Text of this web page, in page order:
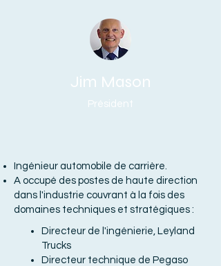
Président
Jim Mason
Ingénieur automobile de carrière.
A occupé des postes de haute direction
dans l'industrie couvrant à la fois des
domaines techniques et stratégiques :
Directeur de l'ingénierie, Leyland
Trucks
Directeur technique de Pegaso